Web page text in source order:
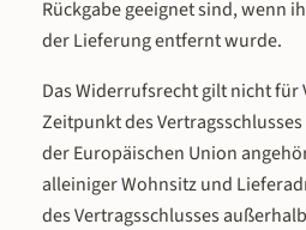
Rückgabe geeignet sind, wenn
der Lieferung entfernt wurde.
Das Widerrufsrecht gilt nicht für
Zeitpunkt des
der Europäischen Union
alleiniger Wohnsitz und
des Vertragsschlusses